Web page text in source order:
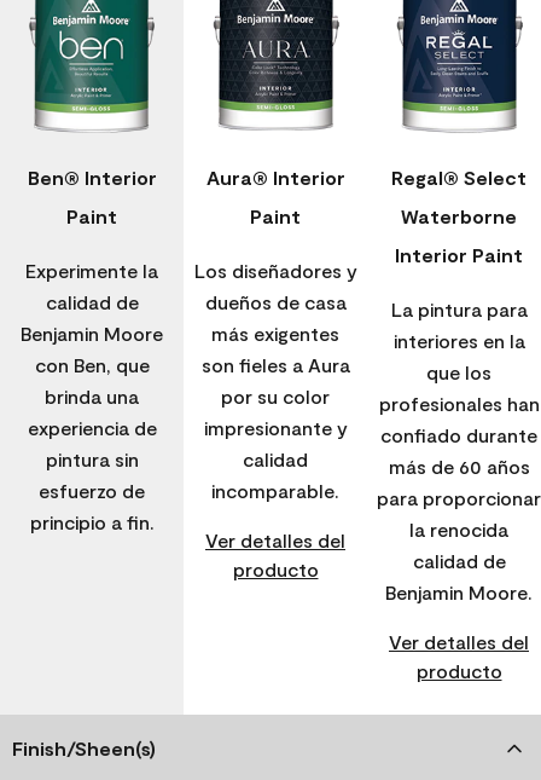
Ben® Interior
Paint
Experimente la
calidad de
Benjamin Moore
con Ben, que
brinda una
experiencia de
pintura sin
esfuerzo de
principio a fin.
Aura® Interior
Paint
Los diseñadores y
dueños de casa
más exigentes
son fieles a Aura
por su color
impresionante y
calidad
incomparable.
Ver detalles del
producto
Regal® Select
Waterborne
Interior Paint
La pintura para
interiores en la
que los
profesionales han
confiado durante
más de 60 años
para proporcionar
la renocida
calidad de
Benjamin Moore.
Ver detalles del
producto
Finish/Sheen(s)